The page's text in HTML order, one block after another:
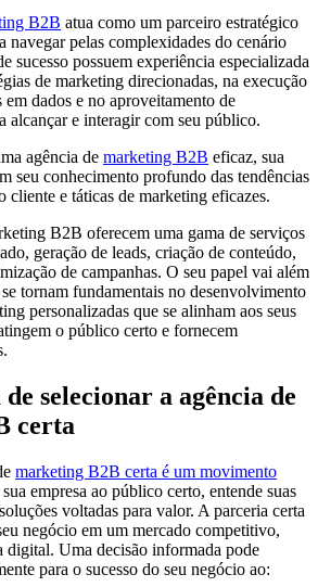
B2B atua como um parceiro estratégico
navegar pelas complexidades do cenário
sucesso possuem experiência especializada
de marketing direcionadas, na execução
em dados e no aproveitamento de
alcançar e interagir com seu público.
agência de marketing B2B eficaz, sua
seu conhecimento profundo das tendências
cliente e táticas de marketing eficazes.
B2B oferecem uma gama de serviços
geração de leads, criação de conteúdo,
de campanhas. O seu papel vai além
tornam fundamentais no desenvolvimento
personalizadas que se alinham aos seus
o público certo e fornecem
selecionar a agência de
certa
marketing B2B certa é um movimento
empresa ao público certo, entende suas
voltadas para valor. A parceria certa
negócio em um mercado competitivo,
digital. Uma decisão informada pode
para o sucesso do seu negócio ao: